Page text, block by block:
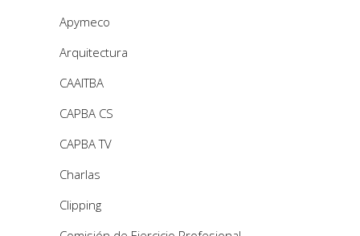
Apymeco
Arquitectura
CAAITBA
CAPBA CS
CAPBA TV
Charlas
Clipping